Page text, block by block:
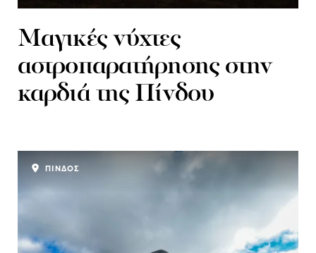
Μαγικές νύχτες
αστροπαρατήρησης στην
καρδιά της Πίνδου
ΠΙΝΔΟΣ